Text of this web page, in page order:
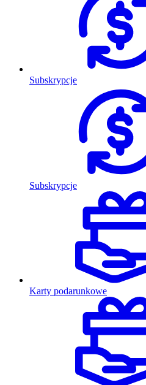
Subskrypcje
Subskrypcje
Karty podarunkowe